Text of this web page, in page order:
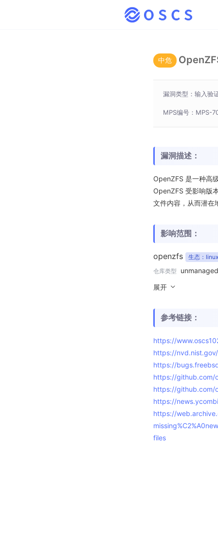
中危
漏洞类型：输入验
MPS编号：MPS-
漏洞描述：
OpenZFS 是一种高
OpenZFS 受影响版
文件内容，从而潜在
影响范围：
openzfs
生态：linux
仓库类型
unmanaged
展开
参考链接：
https://
https://
https://
https://github.com/
https://github.com/
https://
https://
files